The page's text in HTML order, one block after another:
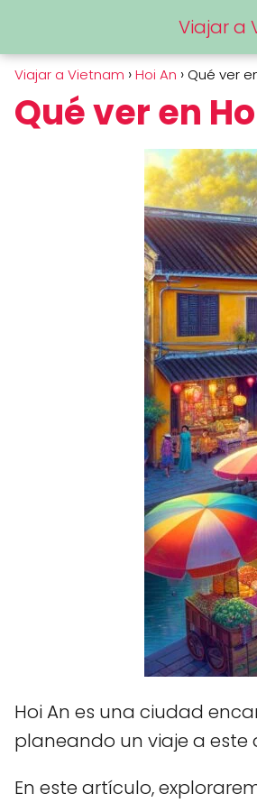
Viajar a
Viajar a Vietnam Hoi An Qué ver
Qué ver en
Hoi An es una ciudad
planeando un viaje a
En este artículo,